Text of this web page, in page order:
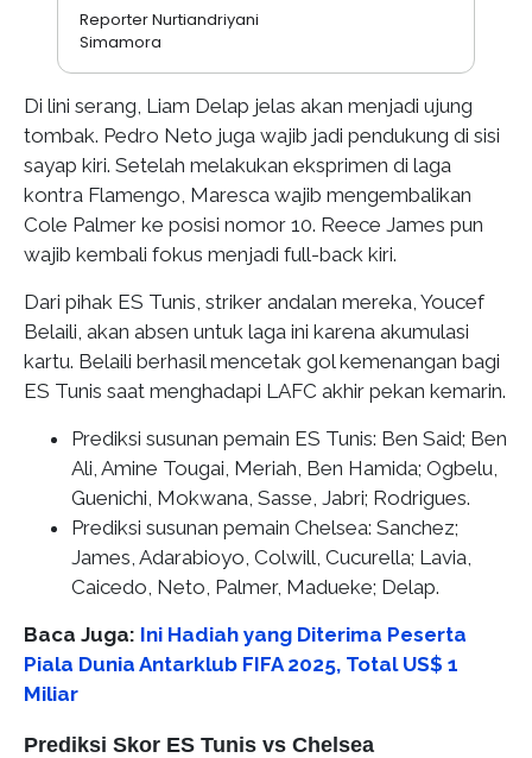
Reporter Nurtiandriyani
Simamora
Di lini serang, Liam Delap jelas akan menjadi ujung
tombak. Pedro Neto juga wajib jadi pendukung di sisi
sayap kiri. Setelah melakukan eksprimen di laga
kontra Flamengo, Maresca wajib mengembalikan
Cole Palmer ke posisi nomor 10. Reece James pun
wajib kembali fokus menjadi full-back kiri.
Dari pihak ES Tunis, striker andalan mereka, Youcef
Belaili, akan absen untuk laga ini karena akumulasi
kartu. Belaili berhasil mencetak gol kemenangan bagi
ES Tunis saat menghadapi LAFC akhir pekan kemarin.
Prediksi susunan pemain ES Tunis: Ben Said; Ben
Ali, Amine Tougai, Meriah, Ben Hamida; Ogbelu,
Guenichi, Mokwana, Sasse, Jabri; Rodrigues.
Prediksi susunan pemain Chelsea: Sanchez;
James, Adarabioyo, Colwill, Cucurella; Lavia,
Caicedo, Neto, Palmer, Madueke; Delap.
Baca Juga: Ini Hadiah yang Diterima Peserta
Piala Dunia Antarklub FIFA 2025, Total US$ 1
Miliar
Prediksi Skor ES Tunis vs Chelsea